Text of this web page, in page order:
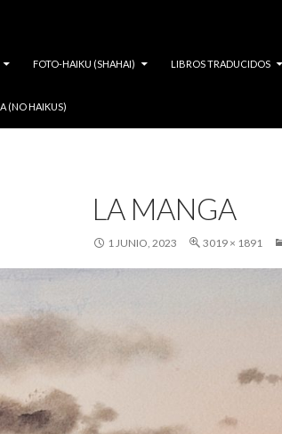
FOTO-HAIKU (SHAHAI) LIBROS TRADUCIDOS
(NO HAIKUS)
LA MANGA
1 JUNIO, 2023 3019 × 1891